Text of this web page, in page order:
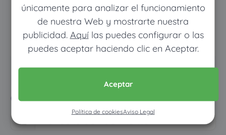
únicamente para analizar el funcionamiento
de nuestra Web y mostrarte nuestra
publicidad. Aquílas puedes configurar o las
puedes aceptar haciendo clic en Aceptar.
Aceptar
Política de cookiesAviso Legal
Pon tus datos y descubre
cuánto dinero ahorrarías